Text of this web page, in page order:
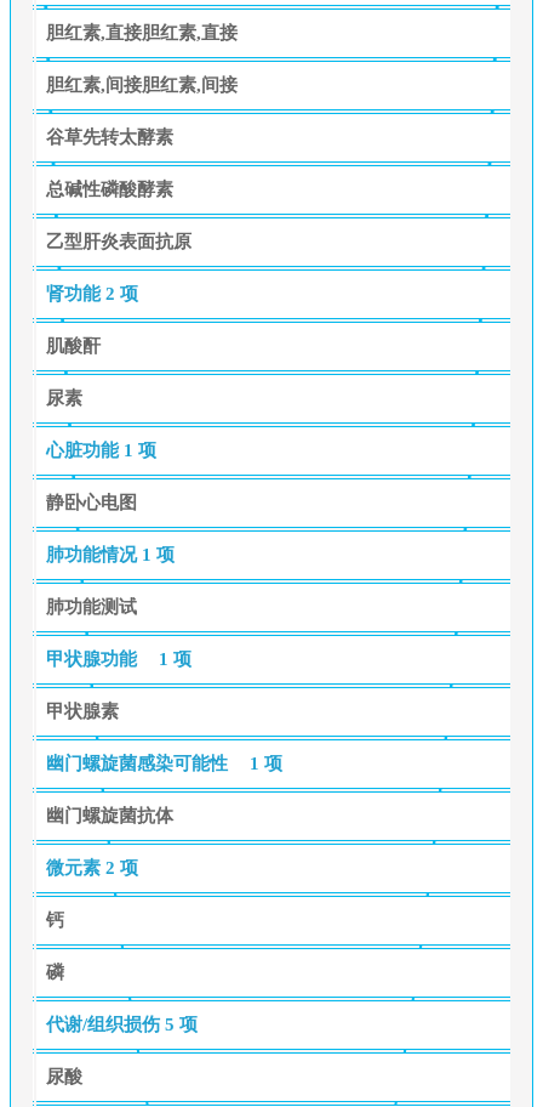
胆红素,直接胆红素,直接
胆红素,间接胆红素,间接
谷草先转太酵素
总碱性磷酸酵素
乙型肝炎表面抗原
肾功能 2 项
肌酸酐
尿素
心脏功能 1 项
静卧心电图
肺功能情况 1 项
肺功能测试
甲状腺功能 1 项
甲状腺素
幽门螺旋菌感染可能性 1 项
幽门螺旋菌抗体
微元素 2 项
钙
磷
代谢/组织损伤 5 项
尿酸